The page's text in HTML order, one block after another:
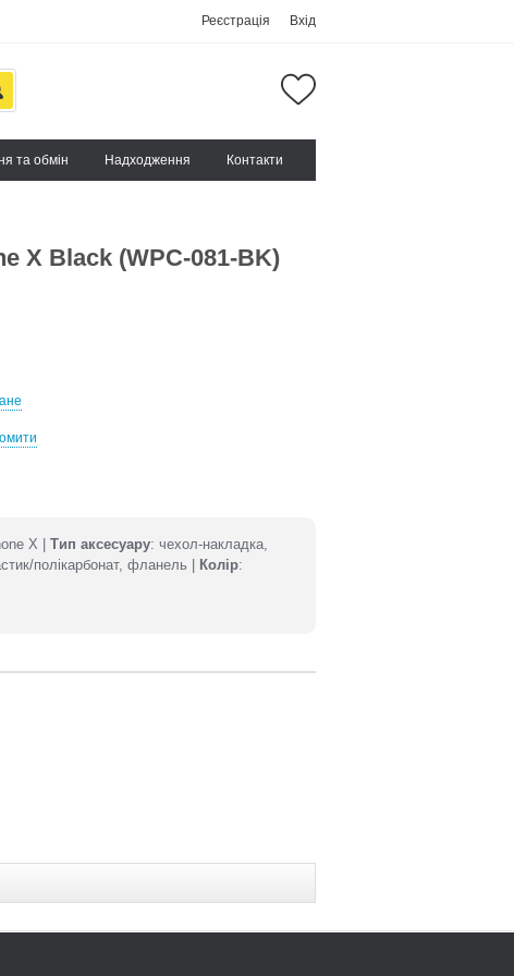
та обмін Надходження Контакти
Реєстрація Вхід
X Black (WPC-081-BK)
X |Тип аксесуару: чехол-накладка,
полікарбонат, фланель | Колір: